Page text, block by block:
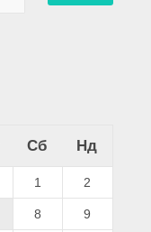
Сб Нд
1 2
8 9